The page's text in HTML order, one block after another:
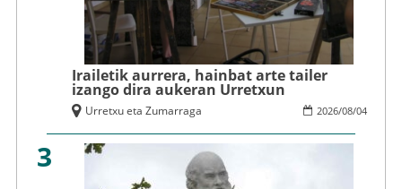
Irailetik aurrera, hainbat arte tailer
izango dira aukeran Urretxun
2026/08/04
Urretxu eta Zumarraga
3